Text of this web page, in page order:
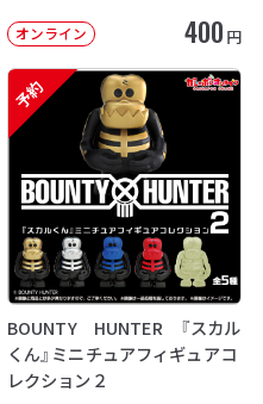
オンライン 400 円
予約
BOUNTY HUNTER 『スカル
くん』ミニチュアフィギュアコ
レクション２